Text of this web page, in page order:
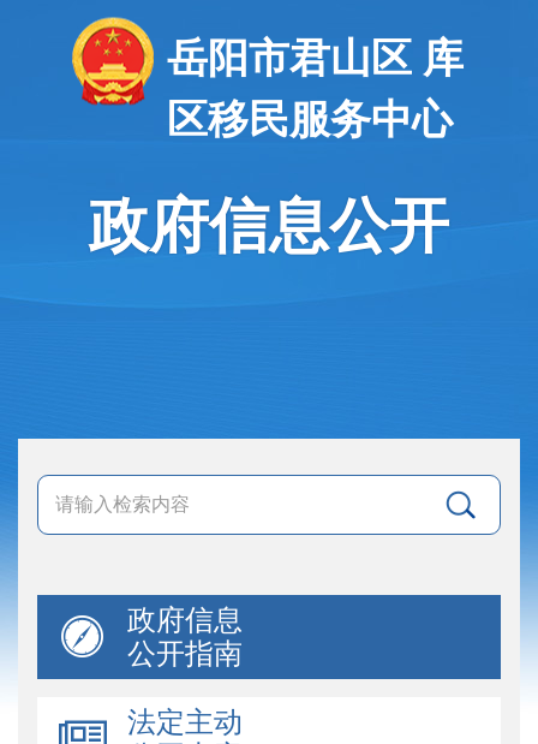
岳阳市君山区 库
区移民服务中心
政府信息公开
政府信息
公开指南
法定主动